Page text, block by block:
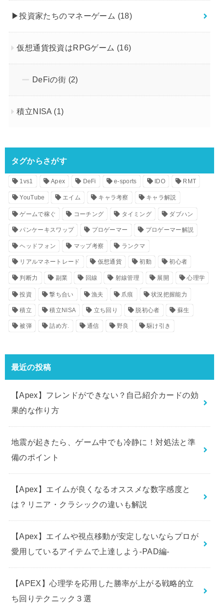
▶︎投資家たちのマネーゲーム (18)
仮想通貨投資はRPGゲーム (16)
DeFiの街 (2)
積立NISA (1)
タグからさがす
1vs1 Apex DeFi e-sports IDO RMT
YouTube エイム キャラ考察 キャラ解説
ゲームで稼ぐ コーチング タイミング ダブハン
パンケーキスワップ プロゲーマー プロゲーマー解説
ヘッドフォン マップ考察 ランクマ
リアルマネートレード 仮想通貨 初動 初心者
判断力 副業 回線 射線管理 展開 心理学
投資 撃ち合い 漁夫 爪痕 状況把握能力
積立 積立NISA 立ち回り 脱初心者 蘇生
被弾 詰め方. 通信 野良 駆け引き
最近の投稿
【Apex】フレンドができない？自己紹介カードの効
果的な作り方
地震が起きたら、ゲーム中でも冷静に！対処法と準
備のポイント
【Apex】エイムが良くなるオススメな数字感度と
は？リニア・クラシックの違いも解説
【Apex】エイムや視点移動が安定しないならプロが
愛用しているアイテムで上達しよう-PAD編-
【APEX】心理学を応用した勝率が上がる戦略的立
ち回りテクニック３選